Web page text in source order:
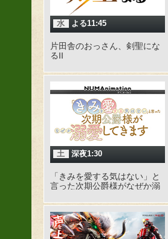
水 よる11:45
片田舎のおっさん、剣聖にな
るII
土 深夜1:30
「きみを愛する気はない」と
言った次期公爵様がなぜか溺